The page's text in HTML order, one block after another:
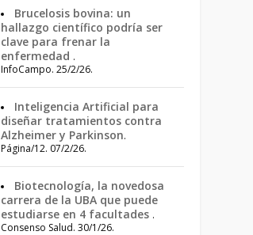
Brucelosis bovina: un
hallazgo científico podría ser
clave para frenar la
enfermedad .
InfoCampo. 25/2/26.
Inteligencia Artificial para
diseñar tratamientos contra
Alzheimer y Parkinson.
Página/12. 07/2/26.
Biotecnología, la novedosa
carrera de la UBA que puede
estudiarse en 4 facultades .
Consenso Salud. 30/1/26.